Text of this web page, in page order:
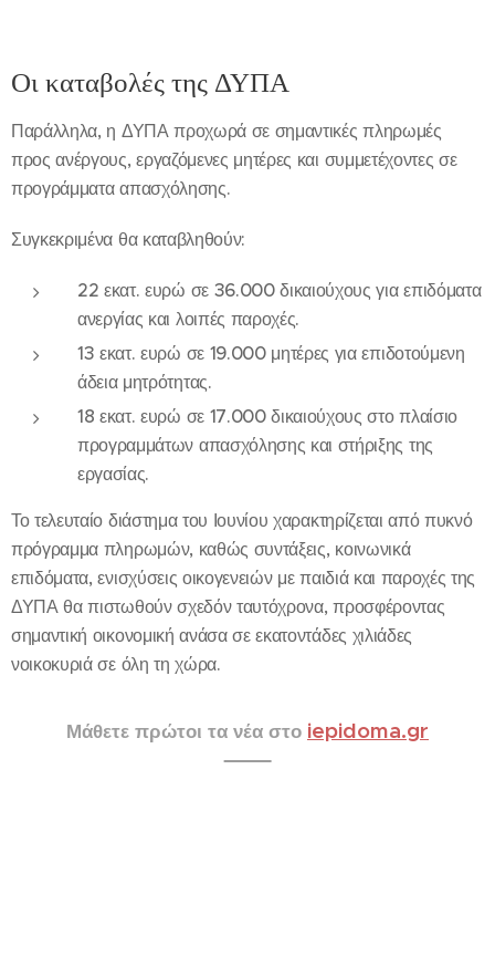
Οι καταβολές της ΔΥΠΑ
Παράλληλα, η ΔΥΠΑ προχωρά σε σημαντικές πληρωμές
προς ανέργους, εργαζόμενες μητέρες και συμμετέχοντες σε
προγράμματα απασχόλησης.
Συγκεκριμένα θα καταβληθούν:
22 εκατ. ευρώ σε 36.000 δικαιούχους για επιδόματα
ανεργίας και λοιπές παροχές.
13 εκατ. ευρώ σε 19.000 μητέρες για επιδοτούμενη
άδεια μητρότητας.
18 εκατ. ευρώ σε 17.000 δικαιούχους στο πλαίσιο
προγραμμάτων απασχόλησης και στήριξης της
εργασίας.
Το τελευταίο διάστημα του Ιουνίου χαρακτηρίζεται από πυκνό
πρόγραμμα πληρωμών, καθώς συντάξεις, κοινωνικά
επιδόματα, ενισχύσεις οικογενειών με παιδιά και παροχές της
ΔΥΠΑ θα πιστωθούν σχεδόν ταυτόχρονα, προσφέροντας
σημαντική οικονομική ανάσα σε εκατοντάδες χιλιάδες
νοικοκυριά σε όλη τη χώρα.
Μάθετε πρώτοι τα νέα στο iepidoma.gr